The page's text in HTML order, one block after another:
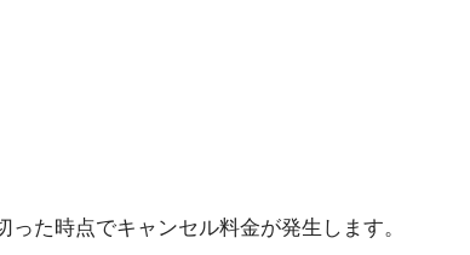
た時点でキャンセル料金が発生します。